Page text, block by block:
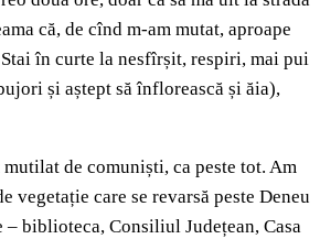
că, de cînd m-am mutat, aproape
în curte la nesfîrșit, respiri, mai pui
și aștept să înflorească și ăia),
de comuniști, ca peste tot. Am
care se revarsă peste Deneu
biblioteca, Consiliul Județean, Casa